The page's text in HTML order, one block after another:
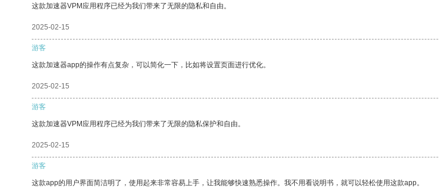
这款加速器VPM应用程序已经为我们带来了无限的隐私和自由。
2025-02-15
游客
这款加速器app的操作有点复杂，可以简化一下，比如将设置页面进行优化。
2025-02-15
游客
这款加速器VPM应用程序已经为我们带来了无限的隐私保护和自由。
2025-02-15
游客
这款app的用户界面简洁明了，使用起来非常容易上手，让我能够快速熟悉操作。我不用看说明书，就可以轻松使用这款app。